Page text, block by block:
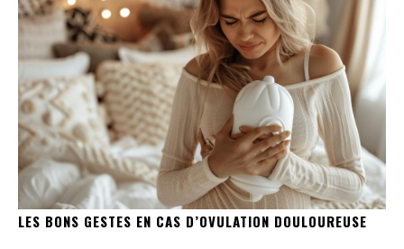
LES BONS GESTES EN CAS D’OVULATION DOULOUREUSE